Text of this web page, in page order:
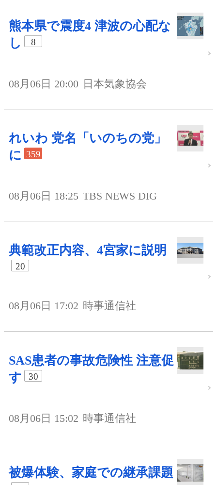
熊本県で震度4 津波の心配な
し
8
08月06日 20:00 日本気象協会
れいわ 党名「いのちの党」
に 359
08月06日 18:25 TBS NEWS DIG
典範改正内容、4宮家に説明
20
08月06日 17:02 時事通信社
SAS患者の事故危険性 注意促
す
30
08月06日 15:02 時事通信社
被爆体験、家庭での継承課題